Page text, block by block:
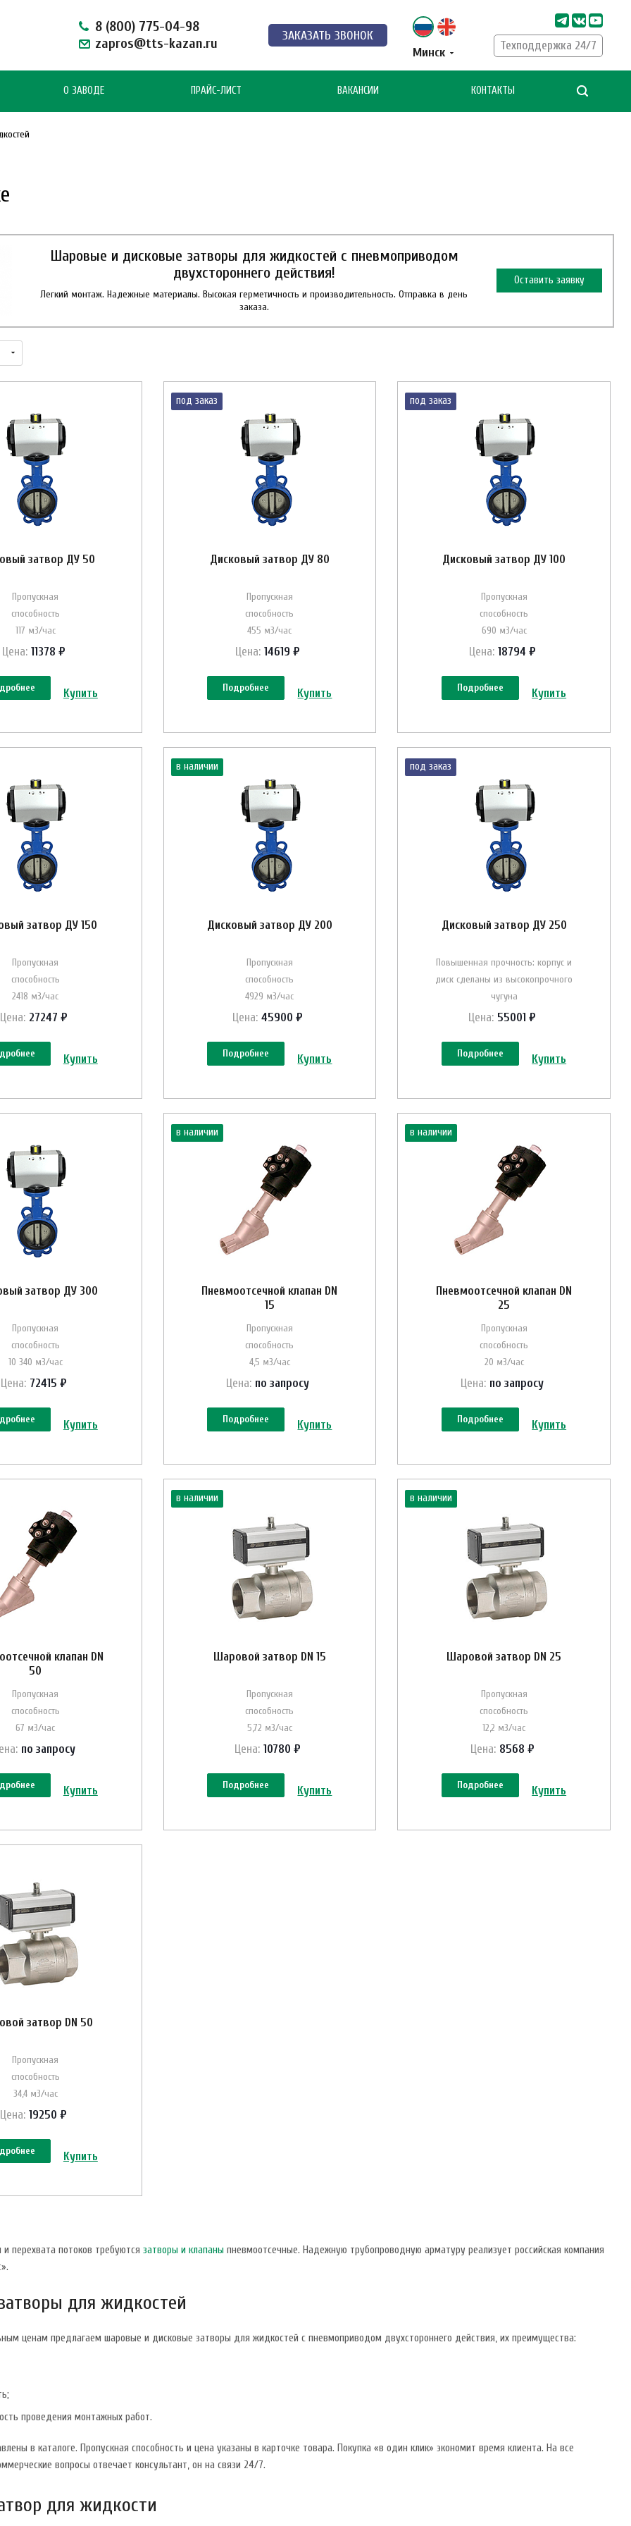
8 (800) 775-04-98
zapros@tts-kazan.ru
ЗАКАЗАТЬ ЗВОНОК
Минск
Техподдержка 24/7
О ЗАВОДЕ ПРАЙС-ЛИСТ ВАКАНСИИ КОНТАКТЫ
Шаровые и дисковые затворы для жидкостей с пневмоприводом
двухстороннего действия!
Легкий монтаж. Надежные материалы. Высокая герметичность и производительность. Отправка в день
заказа.
Оставить заявку
затвор ДУ 50
Пропускная
способность
117 м3/час
Цена: 11378 ₽
Купить
под заказ
Дисковый затвор ДУ 80
Пропускная
способность
455 м3/час
Цена: 14619 ₽
Подробнее Купить
под заказ
Дисковый затвор ДУ 100
Пропускная
способность
690 м3/час
Цена: 18794 ₽
Подробнее Купить
затвор ДУ 150
Пропускная
способность
2418 м3/час
Цена: 27247 ₽
Купить
в наличии
Дисковый затвор ДУ 200
Пропускная
способность
4929 м3/час
Цена: 45900 ₽
Подробнее Купить
под заказ
Дисковый затвор ДУ 250
Повышенная прочность: корпус и
диск сделаны из высокопрочного
чугуна
Цена: 55001 ₽
Подробнее Купить
затвор ДУ 300
Пропускная
способность
10 340 м3/час
Цена: 72415 ₽
Купить
в наличии
Пневмоотсечной клапан DN
15
Пропускная
способность
4,5 м3/час
Цена: по запросу
Подробнее Купить
в наличии
Пневмоотсечной клапан DN
25
Пропускная
способность
20 м3/час
Цена: по запросу
Подробнее Купить
клапан DN
50
Пропускная
способность
67 м3/час
по запросу
Купить
в наличии
Шаровой затвор DN 15
Пропускная
способность
5,72 м3/час
Цена: 10780 ₽
Подробнее Купить
в наличии
Шаровой затвор DN 25
Пропускная
способность
12,2 м3/час
Цена: 8568 ₽
Подробнее Купить
затвор DN 50
Пропускная
способность
34,4 м3/час
Цена: 19250 ₽
Купить
и перехвата потоков требуются затворы и клапаны пневмоотсечные. Надежную трубопроводную арматуру реализует российская компания
для жидкостей
ценам предлагаем шаровые и дисковые затворы для жидкостей с пневмоприводом двухстороннего действия, их преимущества:
проведения монтажных работ.
в каталоге. Пропускная способность и цена указаны в карточке товара. Покупка «в один клик» экономит время клиента. На все
вопросы отвечает консультант, он на связи 24/7.
для жидкости